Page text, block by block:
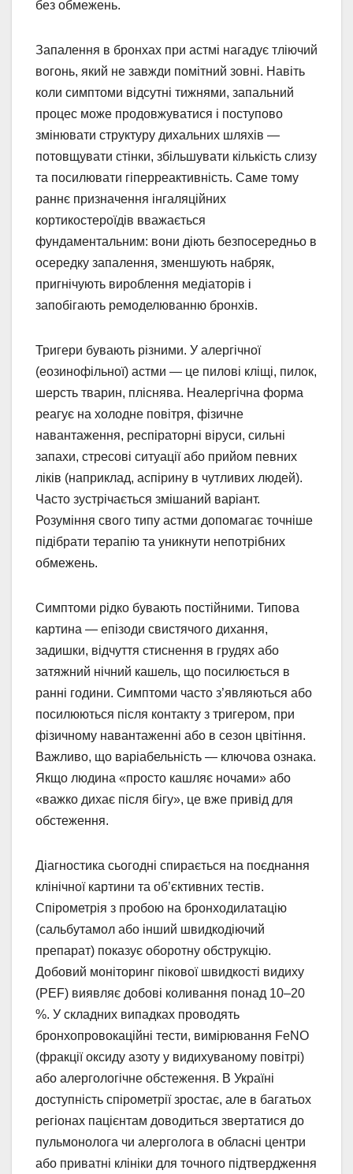
без обмежень.
Запалення в бронхах при астмі нагадує тліючий
вогонь, який не завжди помітний зовні. Навіть
коли симптоми відсутні тижнями, запальний
процес може продовжуватися і поступово
змінювати структуру дихальних шляхів —
потовщувати стінки, збільшувати кількість слизу
та посилювати гіперреактивність. Саме тому
раннє призначення інгаляційних
кортикостероїдів вважається
фундаментальним: вони діють безпосередньо в
осередку запалення, зменшують набряк,
пригнічують вироблення медіаторів і
запобігають ремоделюванню бронхів.
Тригери бувають різними. У алергічної
(еозинофільної) астми — це пилові кліщі, пилок,
шерсть тварин, пліснява. Неалергічна форма
реагує на холодне повітря, фізичне
навантаження, респіраторні віруси, сильні
запахи, стресові ситуації або прийом певних
ліків (наприклад, аспірину в чутливих людей).
Часто зустрічається змішаний варіант.
Розуміння свого типу астми допомагає точніше
підібрати терапію та уникнути непотрібних
обмежень.
Симптоми рідко бувають постійними. Типова
картина — епізоди свистячого дихання,
задишки, відчуття стиснення в грудях або
затяжний нічний кашель, що посилюється в
ранні години. Симптоми часто з’являються або
посилюються після контакту з тригером, при
фізичному навантаженні або в сезон цвітіння.
Важливо, що варіабельність — ключова ознака.
Якщо людина «просто кашляє ночами» або
«важко дихає після бігу», це вже привід для
обстеження.
Діагностика сьогодні спирається на поєднання
клінічної картини та об’єктивних тестів.
Спірометрія з пробою на бронходилатацію
(сальбутамол або інший швидкодіючий
препарат) показує оборотну обструкцію.
Добовий моніторинг пікової швидкості видиху
(PEF) виявляє добові коливання понад 10–20
%. У складних випадках проводять
бронхопровокаційні тести, вимірювання FeNO
(фракції оксиду азоту у видихуваному повітрі)
або алергологічне обстеження. В Україні
доступність спірометрії зростає, але в багатьох
регіонах пацієнтам доводиться звертатися до
пульмонолога чи алерголога в обласні центри
або приватні клініки для точного підтвердження